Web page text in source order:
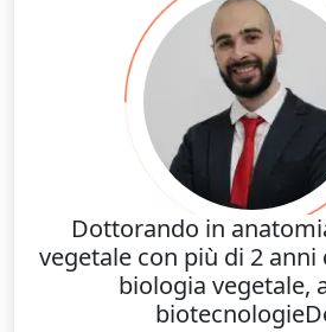
Dottorando in
vegetale con più di 2 anni
biologia vegetale,